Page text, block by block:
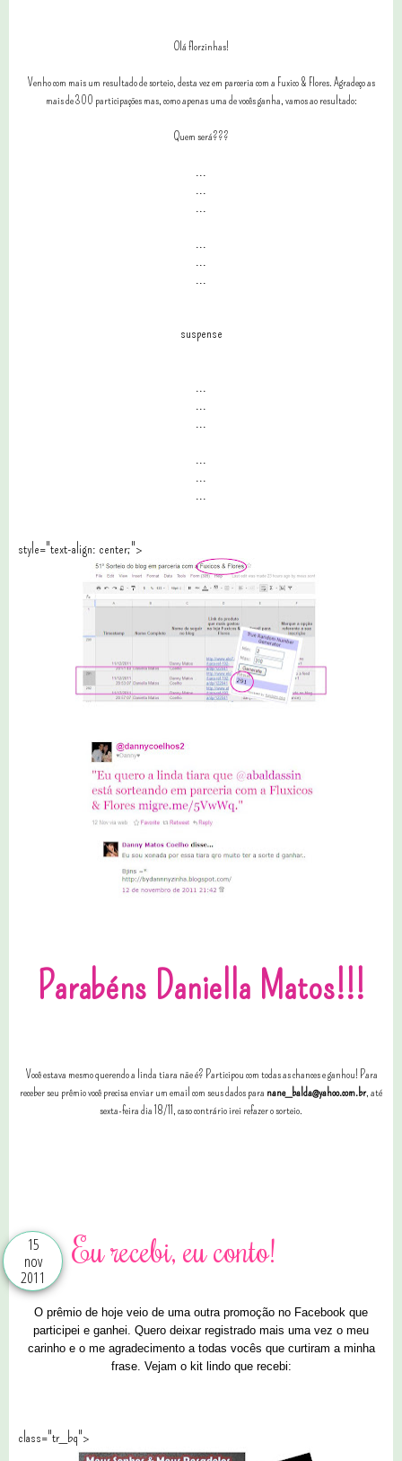
Olá florzinhas!
Venho com mais um resultado de sorteio, desta vez em parceria com a Fuxico & Flores. Agradeço as
mais de 300 participações mas, como apenas uma de vocês ganha, vamos ao resultado:
Quem será???
...
...
...
...
...
...
suspense
...
...
...
...
...
...
style="text-align: center;">
Parabéns Daniella Matos!!!
Você estava mesmo querendo a linda tiara nãe é? Participou com todas as chances e ganhou! Para
receber seu prêmio você precisa enviar um email com seus dados para nane_balda@yahoo.com.br, até
sexta-feira dia 18/11, caso contrário irei refazer o sorteio.
15
nov
2011
Eu recebi, eu conto!
O prêmio de hoje veio de uma outra promoção no Facebook que
participei e ganhei. Quero deixar registrado mais uma vez o meu
carinho e o me agradecimento a todas vocês que curtiram a minha
frase. Vejam o kit lindo que recebi:
class="tr_bq">